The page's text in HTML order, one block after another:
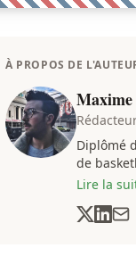
À PROPOS DE
Diplômé
de
contenu
Lire la